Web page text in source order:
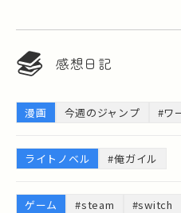
感想日記
漫画 今週のジャンプ #ワ
ライトノベル #俺ガイル
ゲーム #steam #switch